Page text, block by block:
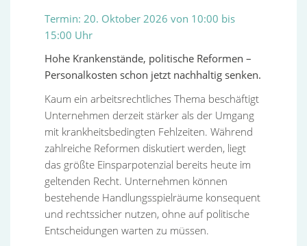
Termin: 20. Oktober 2026 von 10:00 bis
15:00 Uhr
Hohe Krankenstände, politische Reformen –
Personalkosten schon jetzt nachhaltig senken.
Kaum ein arbeitsrechtliches Thema beschäftigt
Unternehmen derzeit stärker als der Umgang
mit krankheitsbedingten Fehlzeiten. Während
zahlreiche Reformen diskutiert werden, liegt
das größte Einsparpotenzial bereits heute im
geltenden Recht. Unternehmen können
bestehende Handlungsspielräume konsequent
und rechtssicher nutzen, ohne auf politische
Entscheidungen warten zu müssen.